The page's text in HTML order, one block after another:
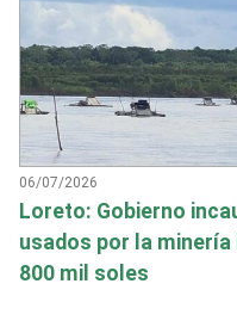
06/07/2026
Loreto: Gobierno
usados por la
800 mil soles